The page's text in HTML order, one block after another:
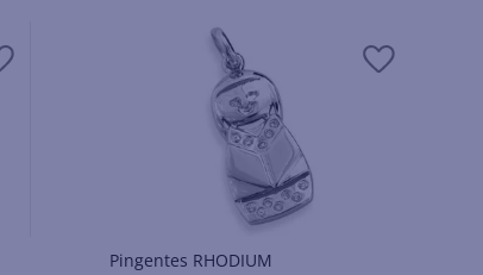
Pingentes RHODIUM